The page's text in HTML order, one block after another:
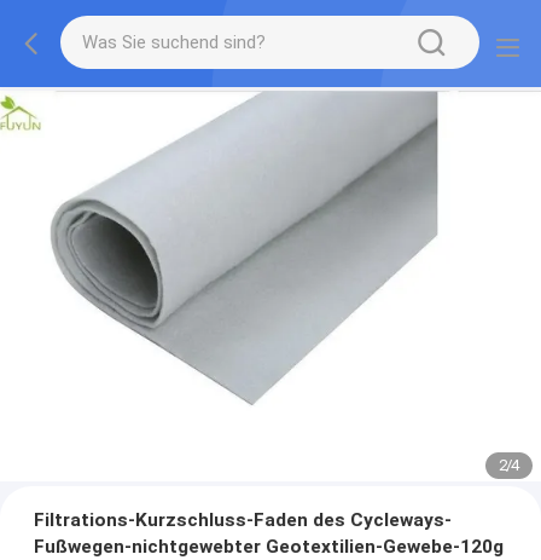
2/4
Filtrations-Kurzschluss-Faden des Cycleways-
Fußwegen-nichtgewebter Geotextilien-Gewebe-120g